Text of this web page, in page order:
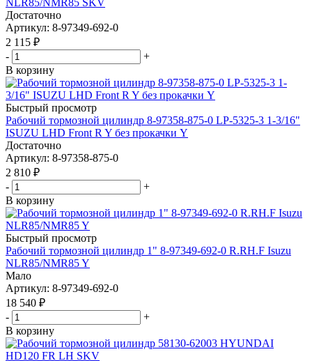
Достаточно
Артикул: 8-97349-692-0
2 115 ₽
-
+
В корзину
Быстрый просмотр
Рабочий тормозной цилиндр 8-97358-875-0 LP-5325-3 1-3/16"
ISUZU LHD Front R Y без прокачки Y
Достаточно
Артикул: 8-97358-875-0
2 810 ₽
-
+
В корзину
Быстрый просмотр
Рабочий тормозной цилиндр 1" 8-97349-692-0 R.RH.F Isuzu
NLR85/NMR85 Y
Мало
Артикул: 8-97349-692-0
18 540 ₽
-
+
В корзину